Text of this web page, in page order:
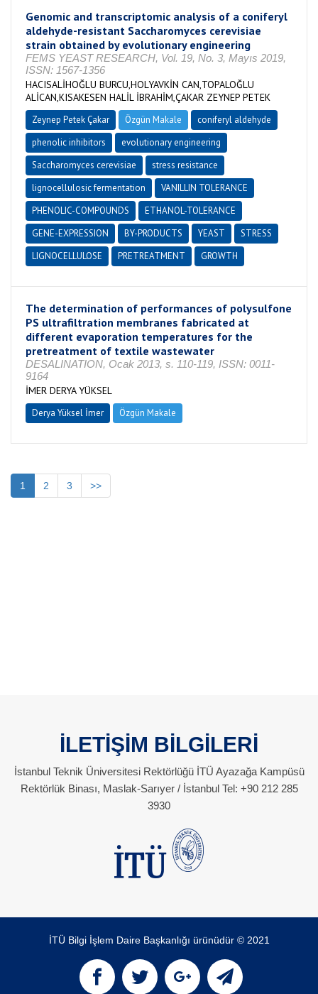
Genomic and transcriptomic analysis of a coniferyl
aldehyde-resistant Saccharomyces cerevisiae
strain obtained by evolutionary engineering
FEMS YEAST RESEARCH, Vol. 19, No. 3, Mayıs 2019,
ISSN: 1567-1356
HACISALİHOĞLU BURCU,HOLYAVKİN CAN,TOPALOĞLU
ALİCAN,KISAKESEN HALİL İBRAHİM,ÇAKAR ZEYNEP PETEK
Zeynep Petek Çakar Özgün Makale
coniferyl aldehyde
phenolic inhibitors
evolutionary engineering
Saccharomyces cerevisiae
stress resistance
lignocellulosic fermentation
VANILLIN TOLERANCE
PHENOLIC-COMPOUNDS
ETHANOL-TOLERANCE
GENE-EXPRESSION
BY-PRODUCTS YEAST
STRESS
LIGNOCELLULOSE
PRETREATMENT GROWTH
The determination of performances of polysulfone
PS ultrafiltration membranes fabricated at
different evaporation temperatures for the
pretreatment of textile wastewater
DESALINATION, Ocak 2013, s. 110-119, ISSN: 0011-
9164
İMER DERYA YÜKSEL
Derya Yüksel İmer Özgün Makale
1 2 3 >>
İLETİŞİM BİLGİLERİ
İstanbul Teknik Üniversitesi Rektörlüğü İTÜ Ayazağa Kampüsü
Rektörlük Binası, Maslak-Sarıyer / İstanbul Tel: +90 212 285
3930
İTÜ Bilgi İşlem Daire Başkanlığı ürünüdür © 2021